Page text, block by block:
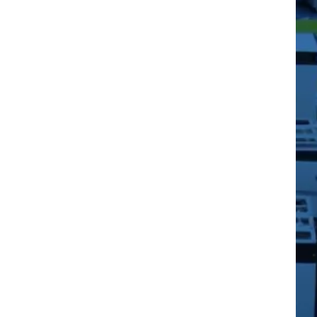
Журнал событий хранит не
редактирования.
событий в систему АСУ ЭО или
ИБП. ИБП при отсутствии внешнего